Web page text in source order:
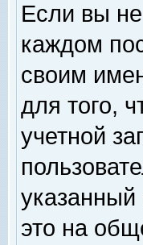
Если вы
каждом
своим
для того,
учетной
это на